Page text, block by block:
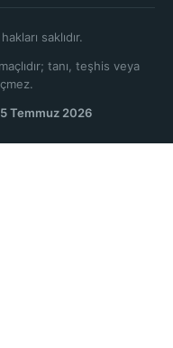
saklıdır.
tanı, teşhis veya
Temmuz 2026